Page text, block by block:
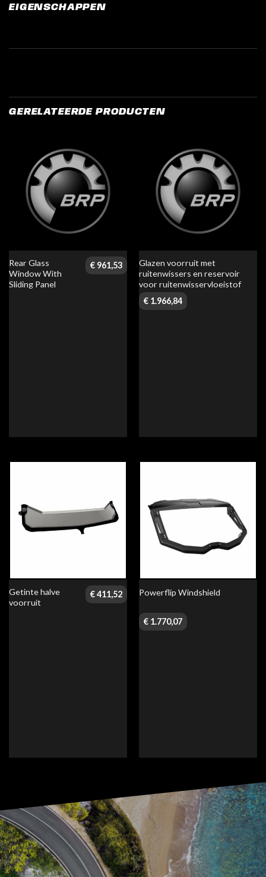
EIGENSCHAPPEN
GERELATEERDE PRODUCTEN
Rear Glass
Window With
Sliding Panel
€ 961,53
Glazen voorruit met
ruitenwissers en reservoir
voor ruitenwisservloeistof
€1.966,84
Getinte halve
voorruit
€411,52 Powerflip Windshield
€1.770,07